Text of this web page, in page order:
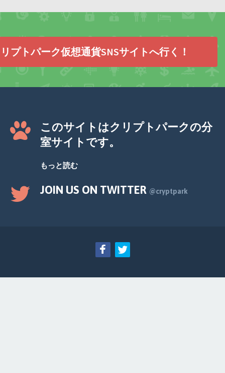
プトパーク仮想通貨SNSサイトへ行く！
このサイトはクリプトパークの分
室サイトです。
もっと読む
JOIN US ON TWITTER @cryptpark